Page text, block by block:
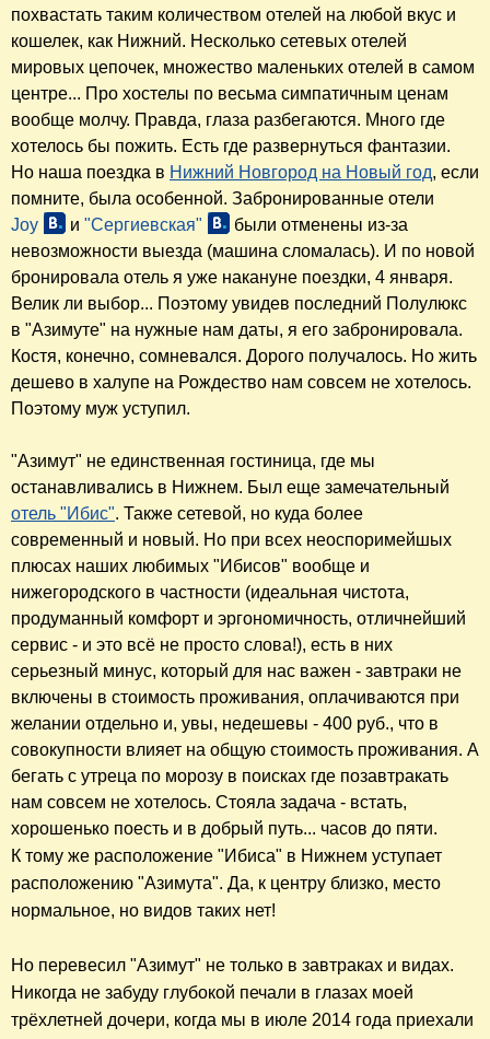
похвастать таким количеством отелей на любой вкус и
кошелек, как Нижний. Несколько сетевых отелей
мировых цепочек, множество маленьких отелей в самом
центре... Про хостелы по весьма симпатичным ценам
вообще молчу. Правда, глаза разбегаются. Много где
хотелось бы пожить. Есть где развернуться фантазии.
Но наша поездка в Нижний Новгород на Новый год, если
помните, была особенной. Забронированные отели
Joy
и "Сергиевская"
были отменены из-за
невозможности выезда (машина сломалась). И по новой
бронировала отель я уже накануне поездки, 4 января.
Велик ли выбор... Поэтому увидев последний Полулюкс
в "Азимуте" на нужные нам даты, я его забронировала.
Костя, конечно, сомневался. Дорого получалось. Но жить
дешево в халупе на Рождество нам совсем не хотелось.
Поэтому муж уступил.
"Азимут" не единственная гостиница, где мы
останавливались в Нижнем. Был еще замечательный
отель "Ибис". Также сетевой, но куда более
современный и новый. Но при всех неоспоримейшых
плюсах наших любимых "Ибисов" вообще и
нижегородского в частности (идеальная чистота,
продуманный комфорт и эргономичность, отличнейший
сервис - и это всё не просто слова!), есть в них
серьезный минус, который для нас важен - завтраки не
включены в стоимость проживания, оплачиваются при
желании отдельно и, увы, недешевы - 400 руб., что в
совокупности влияет на общую стоимость проживания. А
бегать с утреца по морозу в поисках где позавтракать
нам совсем не хотелось. Стояла задача - встать,
хорошенько поесть и в добрый путь... часов до пяти.
К тому же расположение "Ибиса" в Н ижнем уступает
расположению "Азимута". Да, к центру близко, место
нормальное, но видов таких нет!
Но перевесил "Азимут" не только в завтраках и видах.
Никогда не забуду глубокой печали в глазах моей
трёхлетней дочери, когда мы в июле 2014 года приехали